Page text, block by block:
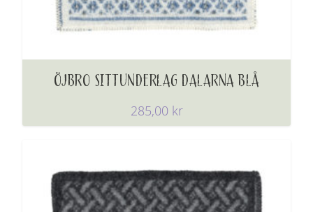
ÖJBRO SITTUNDERLAG DALARNA BLÅ
285,00 kr